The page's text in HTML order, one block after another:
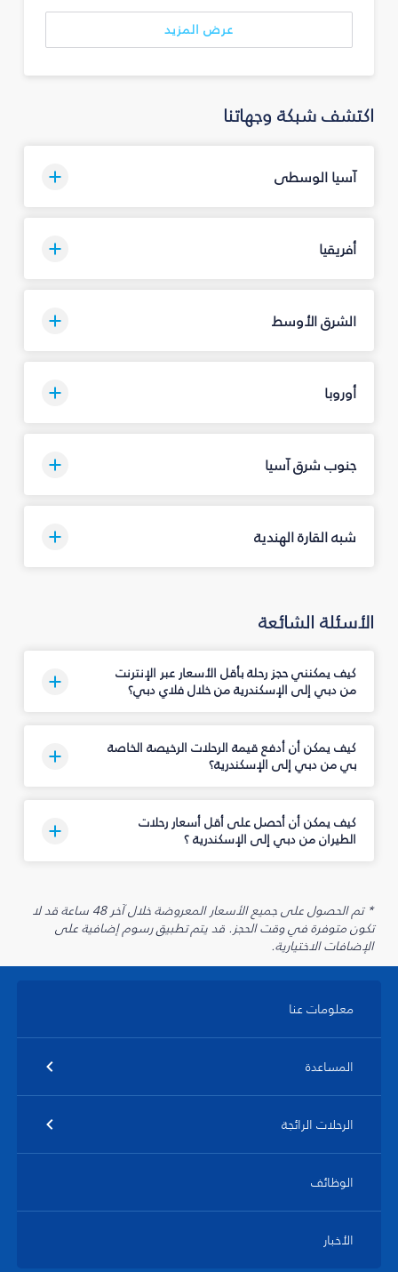
عرض المزيد
اكتشف شبكة وجهاتنا
آسيا الوسطى
أفريقيا
الشرق الأوسط
أوروبا
جنوب شرق آسيا
شبه القارة الهندية
الأسئلة الشائعة
كيف يمكنني حجز رحلة بأقل الأسعار عبر الإنترنت
من دبي إلى الإسكندرية من خلال فلاي دبي؟
كيف يمكن أن أدفع قيمة الرحلات الرخيصة الخاصة
بي من دبي إلى الإسكندرية؟
كيف يمكن أن أحصل على أقل أسعار رحلات
الطيران من دبي إلى الإسكندرية ؟
* تم الحصول على جميع الأسعار المعروضة خلال آخر 48 ساعة قد لا
تكون متوفرة في وقت الحجز. قد يتم تطبيق رسوم إضافية على
الإضافات الاختيارية.
معلومات عنا
المساعدة
الرحلات الرائجة
الوظائف
الأخبار